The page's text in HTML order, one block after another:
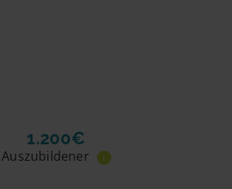
1.200€
Auszubildener i